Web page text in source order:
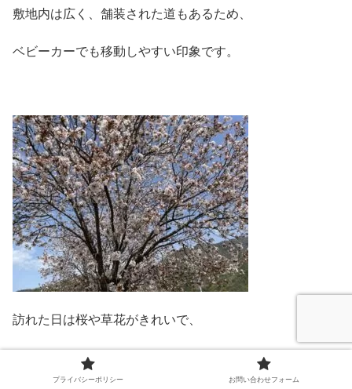
敷地内は広く、舗装された道もあるため、
ベビーカーでも移動しやすい印象です。
訪れた日は桜や草花がきれいで、
蝶々も飛んでいて、
プライバシーポリシー お問い合わせフォーム